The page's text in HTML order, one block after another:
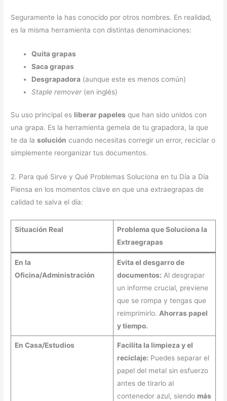
Seguramente la has conocido por otros nombres. En realidad,
es la misma herramienta con distintas denominaciones:
Quita grapas
Saca grapas
Desgrapadora (aunque este es menos común)
Staple remover(en inglés)
Su uso principal es liberar papeles que han sido unidos con
una grapa. Es la herramienta gemela de tu grapadora, la que
te da lasolución cuando necesitas corregir un error, reciclar o
simplemente reorganizar tus documentos.
2. Para qué Sirve y Qué Problemas Soluciona en tu Día a Día
Piensa en los momentos clave en que una extraegrapas de
calidad te salva el día:
Situación Real
Problema que Soluciona la
Extraegrapas
En la
Oficina/Administración
Evita el desgarro de
documentos: Al desgrapar
un informe crucial, previene
que se rompa y tengas que
reimprimirlo. Ahorras papel
y tiempo.
En Casa/Estudios
Facilita la limpieza y el
reciclaje: Puedes separar el
papel del metal sin esfuerzo
antes de tirarlo al
contenedor azul, siendo más